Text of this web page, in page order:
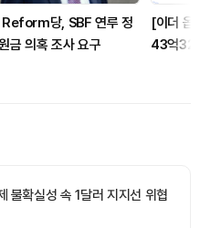
Reform당, SBF 연루 정
금 의혹 조사 요구
[이더 옵
43억
불확실성 속 1달러 지지선 위협